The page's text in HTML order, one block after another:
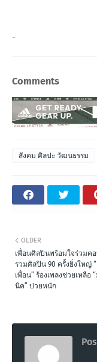
-
Comments
สังคม ศิลปะ วัฒนธรรม
OLDER
เพื่อนศิลปินพร้อมใจร่วมคอ
รวมศิลปิน 90 ครั้งยิ่งใหญ่
เพื่อน” ร้องเพลงช่วยเหลือ
นิค” ป่วยหนัก